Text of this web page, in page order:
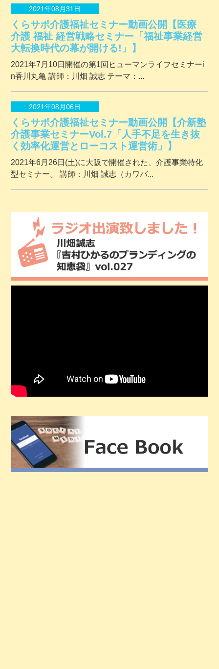
2021年08月31日
くらサポ介護福祉セミナー動画公開【医療
介護 福祉 経営戦略セミナー「福祉事業経営
大転換時代の幕が開ける!」】
2021年7月10日開催の第1回ヒューマンライフセミナーi
n香川丸亀 講師：川畑 誠志 テーマ：...
2021年08月06日
くらサポ介護福祉セミナー動画公開【介新塾
介護事業セミナーVol.7「人手不足を生き抜
く効率化運営とローコスト運営術」】
2021年6月26日(土)に大阪で開催された、介護事業特化
型セミナー。 講師：川畑 誠志（カワバ...